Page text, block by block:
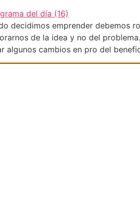
decidimos emprender debemos
de la idea y no del
algunos cambios en pro del